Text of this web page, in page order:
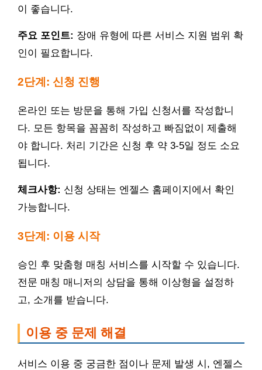
이 좋습니다.
주요 포인트: 장애 유형에 따른 서비스 지원 범위 확
인이 필요합니다.
2단계: 신청 진행
온라인 또는 방문을 통해 가입 신청서를 작성합니
다. 모든 항목을 꼼꼼히 작성하고 빠짐없이 제출해
야 합니다. 처리 기간은 신청 후 약 3-5일 정도 소요
됩니다.
체크사항: 신청 상태는 엔젤스 홈페이지에서 확인
가능합니다.
3단계: 이용 시작
승인 후 맞춤형 매칭 서비스를 시작할 수 있습니다.
전문 매칭 매니저의 상담을 통해 이상형을 설정하
고, 소개를 받습니다.
이용 중 문제 해결
서비스 이용 중 궁금한 점이나 문제 발생 시, 엔젤스